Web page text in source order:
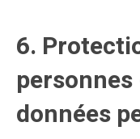
6.
données